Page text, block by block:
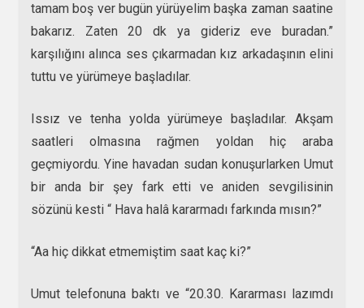
tamam boş ver bugün yürüyelim başka zaman saatine
bakarız. Zaten 20 dk ya gideriz eve buradan.”
karşılığını alınca ses çıkarmadan kız arkadaşının elini
tuttu ve yürümeye başladılar.
Issız ve tenha yolda yürümeye başladılar. Akşam
saatleri olmasına rağmen yoldan hiç araba
geçmiyordu. Yine havadan sudan konuşurlarken Umut
bir anda bir şey fark etti ve aniden sevgilisinin
sözünü kesti “ Hava halâ kararmadı farkında mısın?”
“Aa hiç dikkat etmemiştim saat kaç ki?”
Umut telefonuna baktı ve “20.30. Kararması lazımdı